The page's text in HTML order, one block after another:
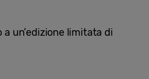
un’edizione limitata di